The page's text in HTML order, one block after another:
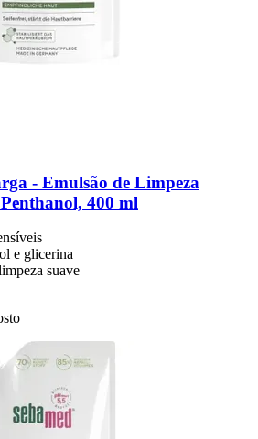
-​ Emulsão de Limpeza
400 ml
e glicerina
suave